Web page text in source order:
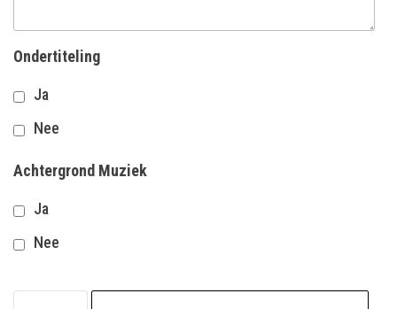
Ondertiteling
Ja
Nee
Achtergrond Muziek
Ja
Nee